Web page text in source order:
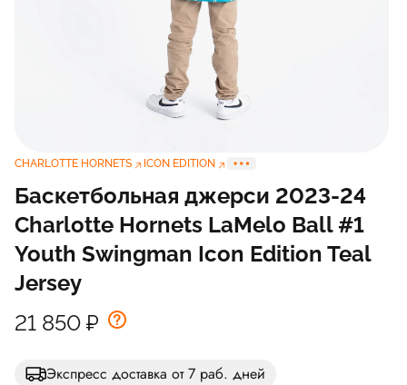
CHARLOTTE HORNETS ICON EDITION
Баскетбольная джерси 2023-24
Charlotte Hornets LaMelo Ball #1
Youth Swingman Icon Edition Teal
Jersey
21 850 ₽
Экспресс доставка от 7 раб. дней